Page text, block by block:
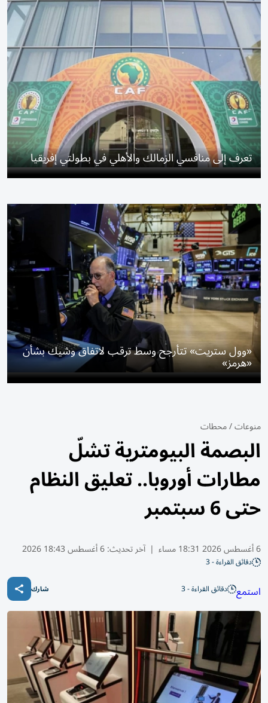
تعرف إلى منافسي الزمالك والأهلي في بطولتي إفريقيا
«وول ستريت» تتأرجح وسط ترقب لاتفاق وشيك بشأن
«هرمز»
منوعات/محطات
البصمة البيومترية تشلّ
مطارات أوروبا.. تعليق النظام
حتى 6 سبتمبر
6 أغسطس 2026 18:31 مساء | آخر تحديث:6 أغسطس 18:43 2026
دقائق القراءة - 3
استمع دقائق القراءة - 3 شارك